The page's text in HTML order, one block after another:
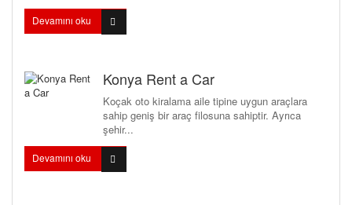
Devamını oku
Konya Rent a Car
Koçak oto kiralama aile tipine uygun araçlara
sahip geniş bir araç filosuna sahiptir. Ayrıca
şehir...
Devamını oku